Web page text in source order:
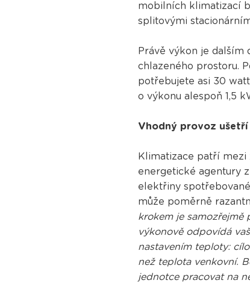
mobilních klimatizací
splitovými
Právě výkon je
chlazeného prostoru.
potřebujete asi 30
o výkonu alespoň 1,5
Vhodný provoz
Klimatizace patří
energetické agentury
elektřiny
může poměrně
krokem je samozřejmě
výkonově odpovídá
nastavením teploty:
než teplota venkovní.
jednotce pracovat na